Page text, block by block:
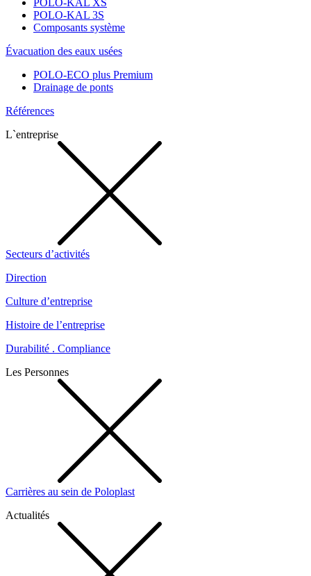
POLO-KAL XS
POLO-KAL 3S
Composants système
Évacuation des eaux usées
POLO-ECO plus Premium
Drainage de ponts
Références
L`entreprise
Secteurs d’activités
Direction
Culture d’entreprise
Histoire de l’entreprise
Durabilité . Compliance
Les Personnes
Carrières au sein de Poloplast
Actualités